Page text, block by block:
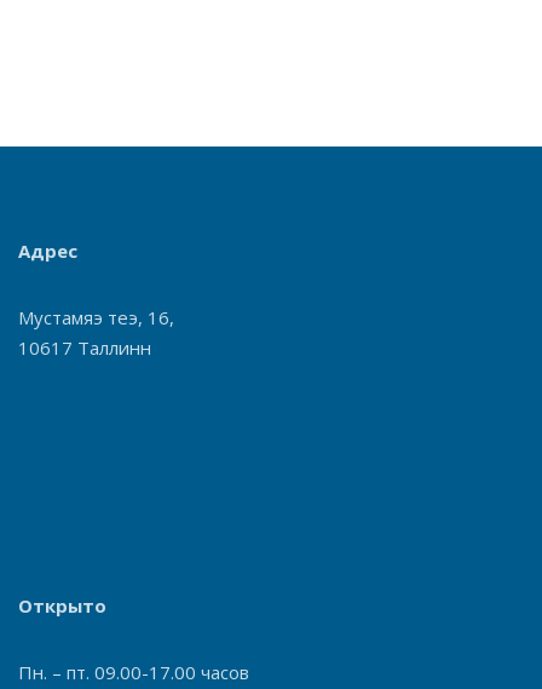
Адрес
Мустамяэ теэ, 16,
10617 Таллинн
Открыто
Пн. – пт. 09.00-17.00 часов